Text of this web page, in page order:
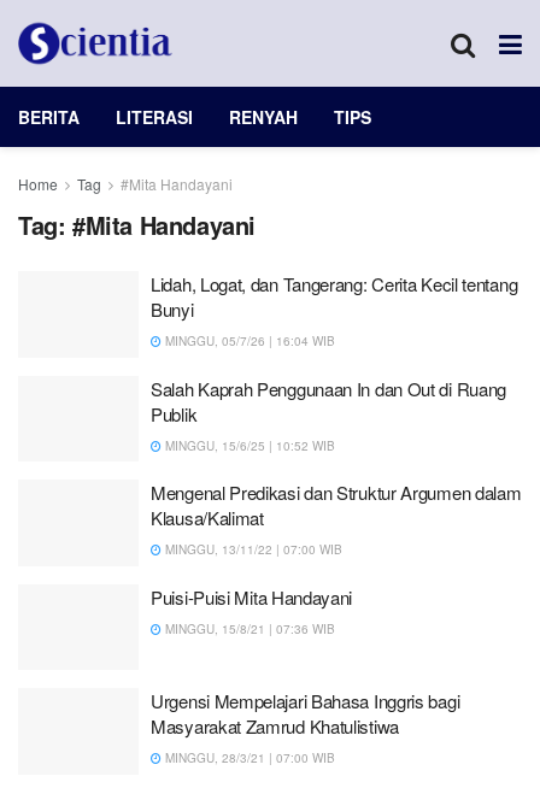
BERITA LITERASI RENYAH TIPS
Home Tag #Mita Handayani
Tag: #Mita Handayani
Lidah, Logat, dan Tangerang: Cerita Kecil tentang
Bunyi
MINGGU, 05/7/26 | 16:04 WIB
Salah Kaprah Penggunaan In dan Out di Ruang
Publik
MINGGU, 15/6/25 | 10:52 WIB
Mengenal Predikasi dan Struktur Argumen dalam
Klausa/Kalimat
MINGGU, 13/11/22 | 07:00 WIB
Puisi-Puisi Mita Handayani
MINGGU, 15/8/21 | 07:36 WIB
Urgensi Mempelajari Bahasa Inggris bagi
Masyarakat Zamrud Khatulistiwa
MINGGU, 28/3/21 | 07:00 WIB